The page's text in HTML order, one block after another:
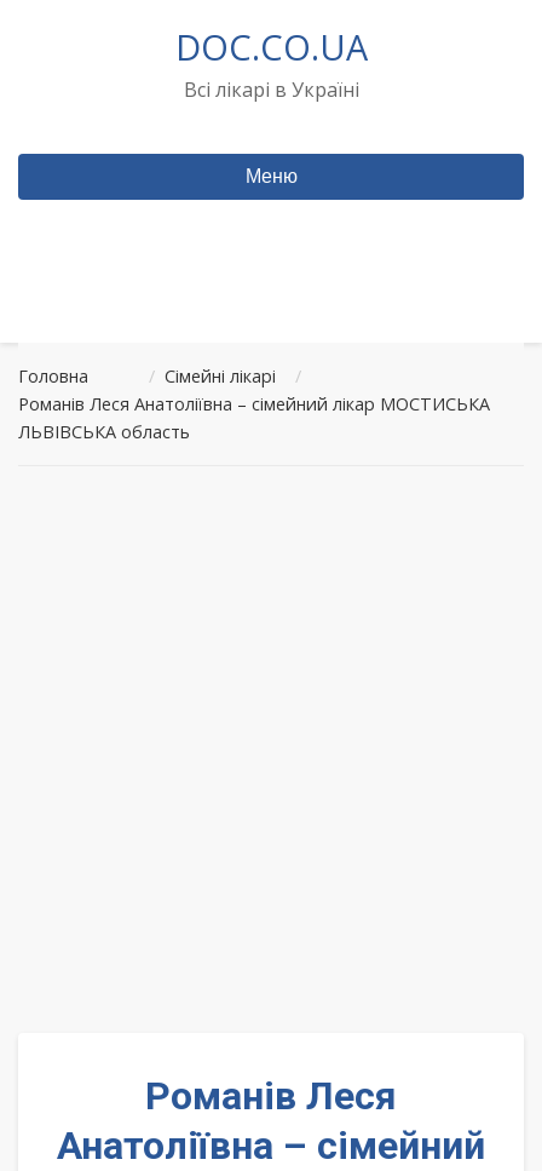
DOC.CO.UA
Всі лікарі в Україні
Меню
Головна / Сімейні лікарі
/
Романів Леся Анатоліївна – сімейний лікар МОСТИСЬКА
ЛЬВІВСЬКА область
Романів Леся
Анатоліївна – сімейний